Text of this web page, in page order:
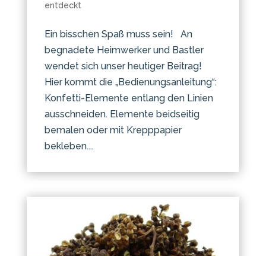
entdeckt
Ein bisschen Spaß muss sein! An
begnadete Heimwerker und Bastler
wendet sich unser heutiger Beitrag!
Hier kommt die „Bedienungsanleitung“:
Konfetti-Elemente entlang den Linien
ausschneiden. Elemente beidseitig
bemalen oder mit Krepppapier
bekleben....